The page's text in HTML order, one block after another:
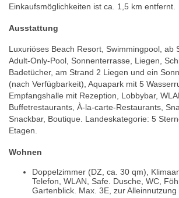
Einkaufsmöglichkeiten ist ca. 1,5 km entfernt.
Ausstattung
Luxuriöses Beach Resort, Swimmingpool, ab
Adult-Only-Pool, Sonnenterrasse, Liegen,
Badetücher, am Strand 2 Liegen und ein
(nach Verfügbarkeit), Aquapark mit 5
Empfangshalle mit Rezeption, Lobbybar,
Buffetrestaurants, À-la-carte-Restaurants,
Snackbar, Boutique. Landeskategorie: 5
Etagen.
Wohnen
Doppelzimmer (DZ, ca. 30 qm),
Telefon, WLAN, Safe. Dusche, WC,
Gartenblick. Max. 3E, zur